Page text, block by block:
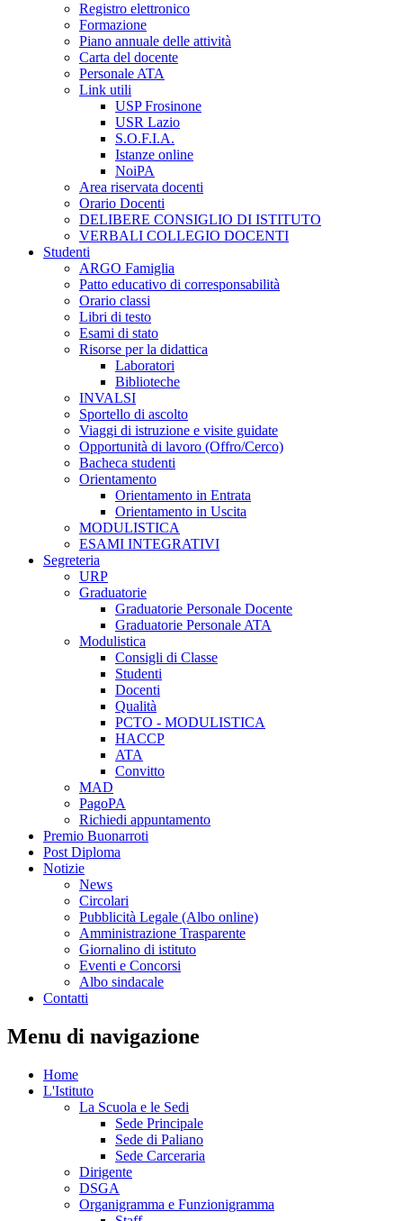
Registro elettronico
Formazione
Piano annuale delle attività
Carta del docente
Personale ATA
Link utili
USP Frosinone
USR Lazio
S.O.F.I.A.
Istanze online
NoiPA
Area riservata docenti
Orario Docenti
DELIBERE CONSIGLIO DI ISTITUTO
VERBALI COLLEGIO DOCENTI
Studenti
ARGO Famiglia
Patto educativo di corresponsabilità
Orario classi
Libri di testo
Esami di stato
Risorse per la didattica
Laboratori
Biblioteche
INVALSI
Sportello di ascolto
Viaggi di istruzione e visite guidate
Opportunità di lavoro (Offro/Cerco)
Bacheca studenti
Orientamento
Orientamento in Entrata
Orientamento in Uscita
MODULISTICA
ESAMI INTEGRATIVI
Segreteria
URP
Graduatorie
Graduatorie Personale Docente
Graduatorie Personale ATA
Modulistica
Consigli di Classe
Studenti
Docenti
Qualità
PCTO - MODULISTICA
HACCP
ATA
Convitto
MAD
PagoPA
Richiedi appuntamento
Premio Buonarroti
Post Diploma
Notizie
News
Circolari
Pubblicità Legale (Albo online)
Amministrazione Trasparente
Giornalino di istituto
Eventi e Concorsi
Albo sindacale
Contatti
Menu di navigazione
Home
L'Istituto
La Scuola e le Sedi
Sede Principale
Sede di Paliano
Sede Carceraria
Dirigente
DSGA
Organigramma e Funzionigramma